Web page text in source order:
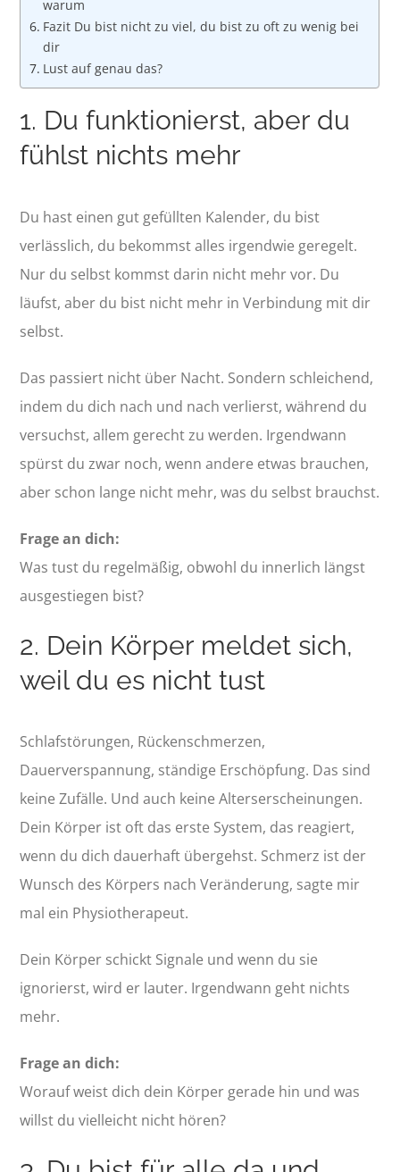
warum
Fazit Du bist nicht zu viel, du bist zu oft zu wenig bei
dir
Lust auf genau das?
1. Du funktionierst, aber du
fühlst nichts mehr
Du hast einen gut gefüllten Kalender, du bist
verlässlich, du bekommst alles irgendwie geregelt.
Nur du selbst kommst darin nicht mehr vor. Du
läufst, aber du bist nicht mehr in Verbindung mit dir
selbst.
Das passiert nicht über Nacht. Sondern schleichend,
indem du dich nach und nach verlierst, während du
versuchst, allem gerecht zu werden. Irgendwann
spürst du zwar noch, wenn andere etwas brauchen,
aber schon lange nicht mehr, was du selbst brauchst.
Frage an dich:
Was tust du regelmäßig, obwohl du innerlich längst
ausgestiegen bist?
2. Dein Körper meldet sich,
weil du es nicht tust
Schlafstörungen, Rückenschmerzen,
Dauerverspannung, ständige Erschöpfung. Das sind
keine Zufälle. Und auch keine Alterserscheinungen.
Dein Körper ist oft das erste System, das reagiert,
wenn du dich dauerhaft übergehst. Schmerz ist der
Wunsch des Körpers nach Veränderung, sagte mir
mal ein Physiotherapeut.
Dein Körper schickt Signale und wenn du sie
ignorierst, wird er lauter. Irgendwann geht nichts
mehr.
Frage an dich:
Worauf weist dich dein Körper gerade hin und was
willst du vielleicht nicht hören?